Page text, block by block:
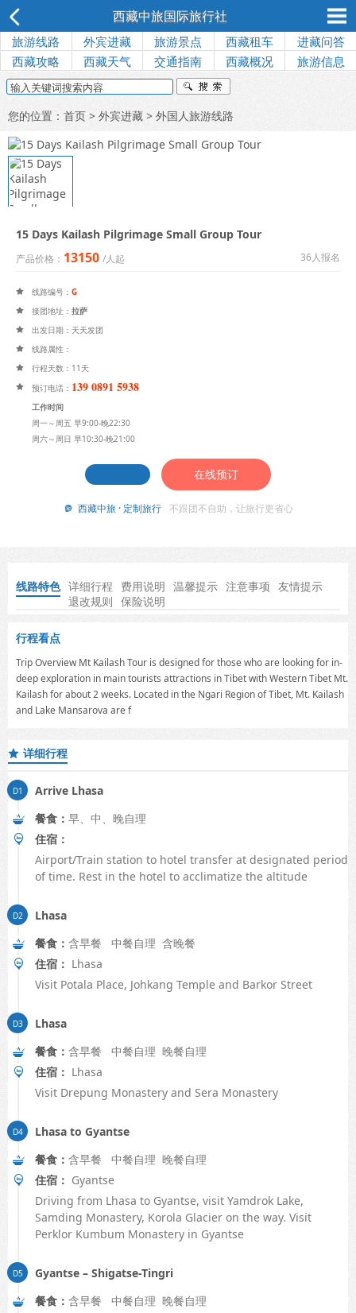
西藏中旅国际旅行社
旅游线路 外宾进藏 旅游景点 西藏租车
进藏问答
西藏攻略
西藏天气 交通指南 西藏概况 旅游信息
您的位置： 首页 > 外宾进藏 > 外国人旅游线路
15 Days Kailash Pilgrimage Small Group Tour
产品价格： 13150 /人起 36人报名
 线路编号： G
 接团地址： 拉萨
 出发日期：天天发团
 线路属性：
 行程天数：11天
 预订电话： 139 0891 5938
工作时间
周一～周五 早9:00-晚22:30
周六～周日 早10:30-晚21:00
在线预订
 西藏中旅 · 定制旅行 不跟团不自助，让旅行更省心
线路特色 详细行程 费用说明 温馨提示 注意事项 友情提示
退改规则 保险说明
行程看点
Trip Overview Mt Kailash Tour is designed for those who are looking for in-
deep exploration in main tourists attractions in Tibet with Western Tibet Mt.
Kailash for about 2 weeks. Located in the Ngari Region of Tibet, Mt. Kailash
and Lake Mansarova are f
 详细行程
Arrive Lhasa
餐食： 早、中、晚自理
住宿：
Airport/Train station to hotel transfer at designated period
of time. Rest in the hotel to acclimatize the altitude
Lhasa
餐食： 含早餐 中餐自理 含晚餐
住宿： Lhasa
Visit Potala Place, Johkang Temple and Barkor Street
Lhasa
餐食： 含早餐 中餐自理 晚餐自理
住宿： Lhasa
Visit Drepung Monastery and Sera Monastery
Lhasa to Gyantse
餐食： 含早餐 中餐自理 晚餐自理
住宿： Gyantse
Driving from Lhasa to Gyantse, visit Yamdrok Lake,
Samding Monastery, Korola Glacier on the way. Visit
Perklor Kumbum Monastery in Gyantse
Gyantse – Shigatse-Tingri
餐食： 含早餐 中餐自理 晚餐自理